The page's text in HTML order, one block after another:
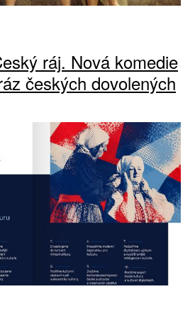
ráj. Nová komedie
českých dovolených